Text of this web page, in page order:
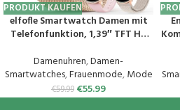
PRODUKT KAUFEN
elfofle Smartwatch Damen mit
Telefonfunktion, 1,39″ TFT HD
mit 120 Sport SpO2 Pulsuhr
Menstruationszyklus
Schlafmonitor,Armbanduhr für
iOS Android Rosa Gold
Damenuhren,Damen-
Smartwatches,Frauenmode,Mode
€59.99 €55.99